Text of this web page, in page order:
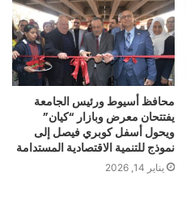
محافظ أسيوط ورئيس الجامعة
يفتتحان معرض وبازار “كيان”
ويحول أسفل كوبري فيصل إلى
نموذج للتنمية الاقتصادية المستدامة
يناير 14, 2026